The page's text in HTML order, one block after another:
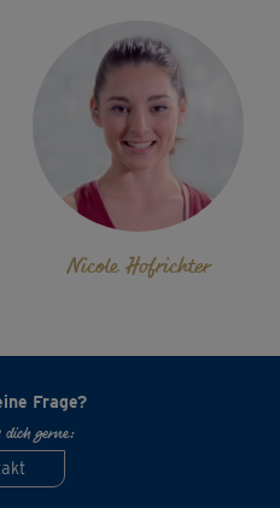
Nicole Hofrichter
Frage?
dich gerne: